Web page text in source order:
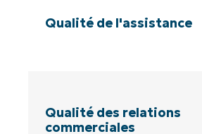
Qualité de l'assistance
Qualité des relations
commerciales